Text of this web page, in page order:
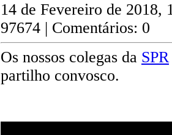
14 de Fevereiro de 2018,
97674 | Comentários: 0
Os nossos colegas da SPR
partilho convosco.